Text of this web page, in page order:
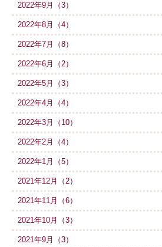
2022年9月（3）
2022年8月（4）
2022年7月（8）
2022年6月（2）
2022年5月（3）
2022年4月（4）
2022年3月（10）
2022年2月（4）
2022年1月（5）
2021年12月（2）
2021年11月（6）
2021年10月（3）
2021年9月（3）